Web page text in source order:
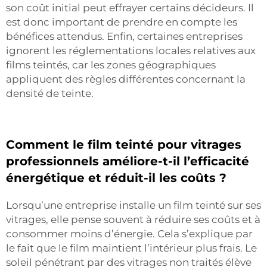
son coût initial peut effrayer certains décideurs. Il
est donc important de prendre en compte les
bénéfices attendus. Enfin, certaines entreprises
ignorent les réglementations locales relatives aux
films teintés, car les zones géographiques
appliquent des règles différentes concernant la
densité de teinte.
Comment le film teinté pour vitrages
professionnels améliore-t-il l’efficacité
énergétique et réduit-il les coûts ?
Lorsqu’une entreprise installe un film teinté sur ses
vitrages, elle pense souvent à réduire ses coûts et à
consommer moins d’énergie. Cela s’explique par
le fait que le film maintient l’intérieur plus frais. Le
soleil pénétrant par des vitrages non traités élève